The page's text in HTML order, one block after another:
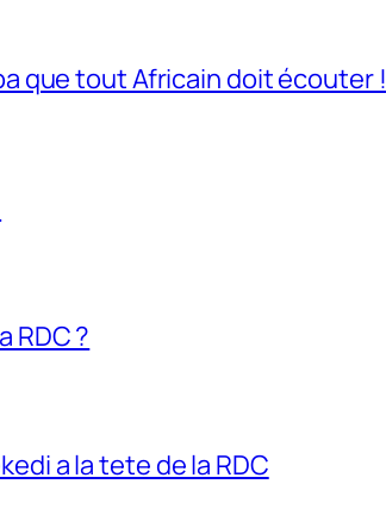
que tout Africain doit écouter !
RDC ?
a la tete de la RDC